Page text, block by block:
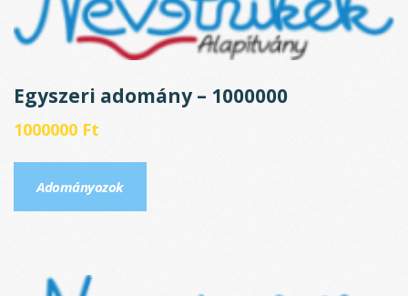
Egyszeri adomány – 1000000
1000000 Ft
Adományozok